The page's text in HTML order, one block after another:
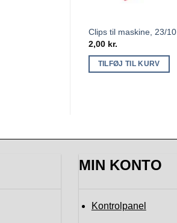
Clips til maskine, 23/10
2,00 kr.
TILFØJ TIL KURV
MIN KONTO
Kontrolpanel